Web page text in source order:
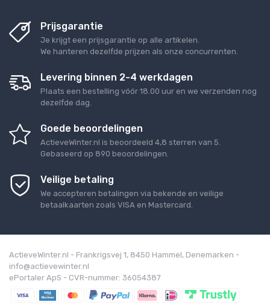
Prijsgarantie
Je krijgt een prijsgarantie op alle artikelen.
We hanteren dezelfde prijzen als onze concurrenten.
Levering binnen 2-4 werkdagen
Plaats een bestelling vóór 18.00 uur en we verzenden nog
dezelfde dag.
Goede beoordelingen
ActieveWinter.nl is beoordeeld 4,8 sterren van 5
Gebaseerd op 890 beoordelingen.
Veilige betaling
We accepteren betalingen via bekende en veilige
betaalkaarten zoals VISA en Mastercard.
ActieveWinter.nl - Frankrigsvej 1, 8450 Hammel, Denemarken -
info@actievewinter.nl
ePortaler ApS - CVR-nummer: 36054387